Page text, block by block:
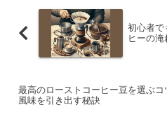
初心者で
ヒーの淹
最高のローストコーヒー豆を選ぶコ
風味を引き出す秘訣